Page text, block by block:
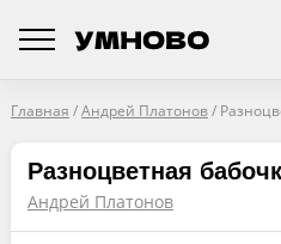
Главная /Андрей Платонов/
Разноцветная
Андрей Платонов